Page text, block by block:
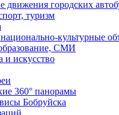
движения городских
туризм
культурные
СМИ
и искусство
360° панорамы
Бобруйска